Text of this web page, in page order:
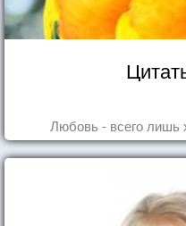
Любовь - всего лишь